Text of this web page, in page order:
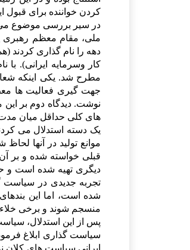
کردن خواننده برای قبول
در سیر بررسی موضوع می
ملی، مقام معظم رهبری
دهه را نام گذاری
مطرح شد. یکی اینکه
جهت گیری فعالیت ها
نوشت. دیدگاه دوم بر
های کلی حداقل میان مدت
یک دسته استدلال می
موانع تولید در آنها
قبلی خواسته شده و بر
دیگری تهیه شده است و
تجربه جدیدی در سیاست
شده است، اما این
منسجم شوند و برخی
پس از این استدلال،
سیاست گذاری ابلاغ